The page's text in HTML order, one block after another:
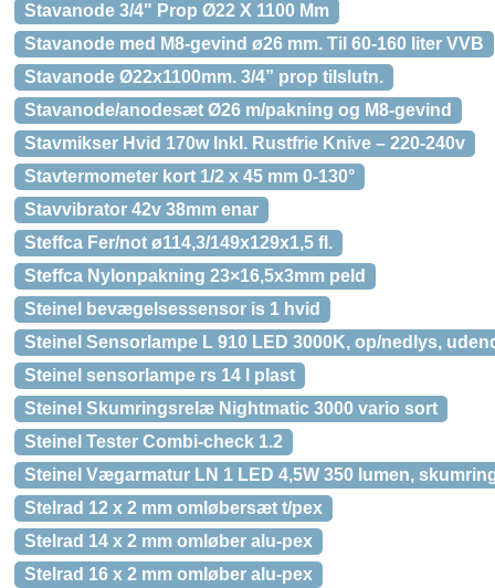
Stavanode 3/4" Prop Ø22 X 1100 Mm
Stavanode med M8-gevind ø26 mm. Til 60-160 liter VVB
Stavanode Ø22x1100mm. 3/4” prop tilslutn.
Stavanode/anodesæt Ø26 m/pakning og M8-gevind
Stavmikser Hvid 170w Inkl. Rustfrie Knive – 220-240v
Stavtermometer kort 1/2 x 45 mm 0-130°
Stavvibrator 42v 38mm enar
Steffca Fer/not ø114,3/149x129x1,5 fl.
Steffca Nylonpakning 23×16,5x3mm peld
Steinel bevægelsessensor is 1 hvid
Steinel Sensorlampe L 910 LED 3000K, op/nedlys,
Steinel sensorlampe rs 14 l plast
Steinel Skumringsrelæ Nightmatic 3000 vario sort
Steinel Tester Combi-check 1.2
Steinel Vægarmatur LN 1 LED 4,5W 350 lumen,
Stelrad 12 x 2 mm omløbersæt t/pex
Stelrad 14 x 2 mm omløber alu-pex
Stelrad 16 x 2 mm omløber alu-pex